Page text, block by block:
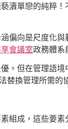
瀆單戀的純粹
偏向是尺度化
會議室政務體系
。但在管理語境
替換管理所需的
組成，這些要